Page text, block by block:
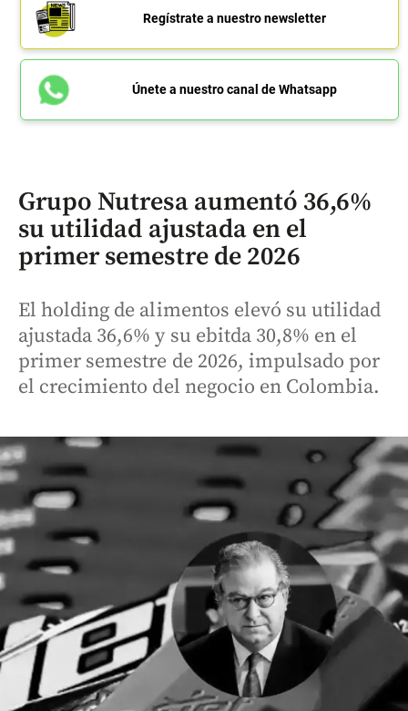
Regístrate a nuestro newsletter
Únete a nuestro canal de Whatsapp
Grupo Nutresa aumentó 36,6%
su utilidad ajustada en el
primer semestre de 2026
El holding de alimentos elevó su utilidad
ajustada 36,6% y su ebitda 30,8% en el
primer semestre de 2026, impulsado por
el crecimiento del negocio en Colombia.